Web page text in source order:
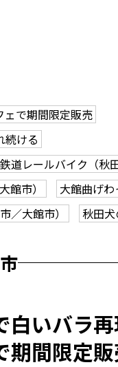
で期間限定販売
続ける
道レールバイク（秋
館市）
大館曲げわ
／大館市） 秋田犬
白いバラ
期間限定